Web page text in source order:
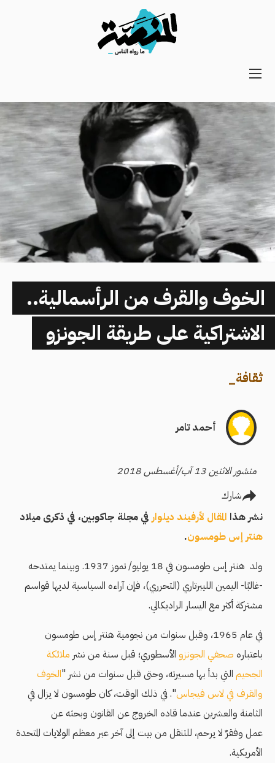
Main
Secondary
Navigation
الخوف والقرف من الرأسمالية..
الاشتراكية على طريقة الجونزو
ثقافة_
أحمد تامر
منشور الاثنين 13 آب/أغسطس 2018
شارك
نشر هذا المقال لأرفيند ديلوارفي مجلة جاكوبين، في ذكرى ميلاد
هنتر إس طومسون.
ولد هنتر إس طومسون في 18 يوليو/ تموز 1937. وبينما يمتدحه
-غالبًا- اليمين الليبرتاري (التحرري)، فإن آراءه السياسية لديها قواسم
مشتركة أكثر مع اليسار الراديكالي.
في عام 1965، وقبل سنوات من نجومية هنتر إس طومسون
باعتباره صحفي الجونزو الأسطوري؛ قبل سنة من نشر ملائكة
الجحيم التي بدأ بها مسيرته، وحتى قبل سنوات من نشر "الخوف
والقرف في لاس فيجاس". في ذلك الوقت، كان طومسون لا يزال في
الثامنة والعشرين عندما قاده الخروج عن القانون وبحثه عن
عمل وفقرٌ لا يرحم، للتنقل من بيت إلى آخر عبر معظم الولايات المتحدة
الأمريكية.